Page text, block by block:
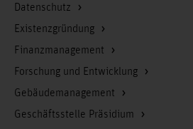
Datenschutz
Existenzgründung
Finanzmanagement
Forschung und Entwicklung
Gebäudemanagement
Geschäftsstelle Präsidium